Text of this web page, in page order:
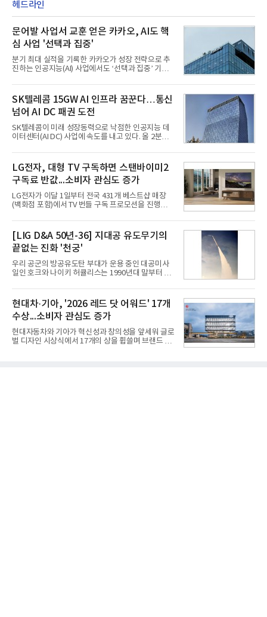
헤드라인
문어발 사업서 교훈 얻은 카카오, AI도 핵
심 사업 '선택과 집중'
분기 최대 실적을 기록한 카카오가 성장 전략으로 추
진하는 인공지능(AI) 사업에서도 ‘선택과 집중’ 기조
라 투자에 나서는 것과 달리, 카카오는 ‘카카오톡’이
라는 플랫폼 경쟁력을 활용한 AI 에이전트 서비스에
집중하는 전략이다. 과거 무리한 사업 확장 과정에서
겪었던 시행착오를 되풀이하지 않고 핵심 역량에 집
중하겠다는 취지로 풀이된다.7일 업계에 따르면 카카
오는 올해 2분기 연결 기준 매출 2조985억원, 영업이
익 2770억원을 기록했다. 전년 동기 대비 매출과 영업
은 4884억
SK텔레콤 15GW AI 인프라 꿈꾼다…통신
넘어 AI DC 패권 도전
SK텔레콤이 미래 성장동력으로 낙점한 인공지능 데
이터센터(AI DC) 사업에 속도를 내고 있다. 올 2분기
는 2035년까지 총 15GW(기가와트) 규모의 AI DC를
구축하겠다는 대형 청사진을 제시하면서다. 이에 따
라 경쟁 구도 역시 이동통신사인 KT, LG유플러스를
넘어 네이버, 삼성SDS 등 IT 인프라 기업으로 확장되
고 있다.7일 SK텔레콤에 따르면 회사는 올해 2분기
연결 기준 매출 4조 3591억원, 영업이익 5660억원을
기록했다. 매출은 전년 동기 대비 0.5%, 영업이익은
따른 기저효과가 실
LG전자, 대형 TV 구독하면 스탠바이미2
구독료 반값...소비자 관심도 증가
LG전자가 이달 1일부터 전국 431개 베스트샵 매장
(백화점 포함)에서 TV 번들 구독 프로모션을 진행하고
인해주는 프로모션이다.대상 제품은 65·77·83형 올
레드, 75·86·100형 마이크로 RGB, 75·86형 미니
RGB 등 거실용 TV로 인기가 높은 베스트셀러 TV 20
개 모델이며, 동시 구독 계약 시 스탠바이미2(모델명
27LX6TPGA) 구독료를 50% 할인 받을 수 있다. 프로
모션 대상 모델과 혜택, 구독료 등 프로모션 세부 사항
은 베스트샵 판매 매니저에게 문의하면 자세히 안내
등으로 이전
[LIG D&A 50년-36] 지대공 유도무기의
끝없는 진화 '천궁'
우리 공군의 방공유도탄 부대가 운용 중인 대공미사
일인 호크와 나이키 허큘리스는 1990년대 말부터 성
기존 미사일체계를 대체할 중고도 및 중거리 대공미
사일을 개발하기로 결정했다.처음 KM-SAM 사업으로
불린 이 사업의 명칭은 호크(Iron Hawk, 철매)를 대체
한다는 의미에서 ‘철매Ⅱ’ 로 정해졌다. 철매Ⅱ 개발
사업은 미사일체계 완성 후인 2011년 ‘천궁(天弓)’으
로 다시 장비명이 바뀌었다. 17개 업체와 관련 기관이
참여한 가운데 LIG 넥스원은 탐색 개발에서 체계개발
현대차·기아, '2026 레드 닷 어워드' 17개
수상...소비자 관심도 증가
현대자동차와 기아가 혁신성과 창의성을 앞세워 글로
벌 디자인 시상식에서 17개의 상을 휩쓸며 브랜드 경